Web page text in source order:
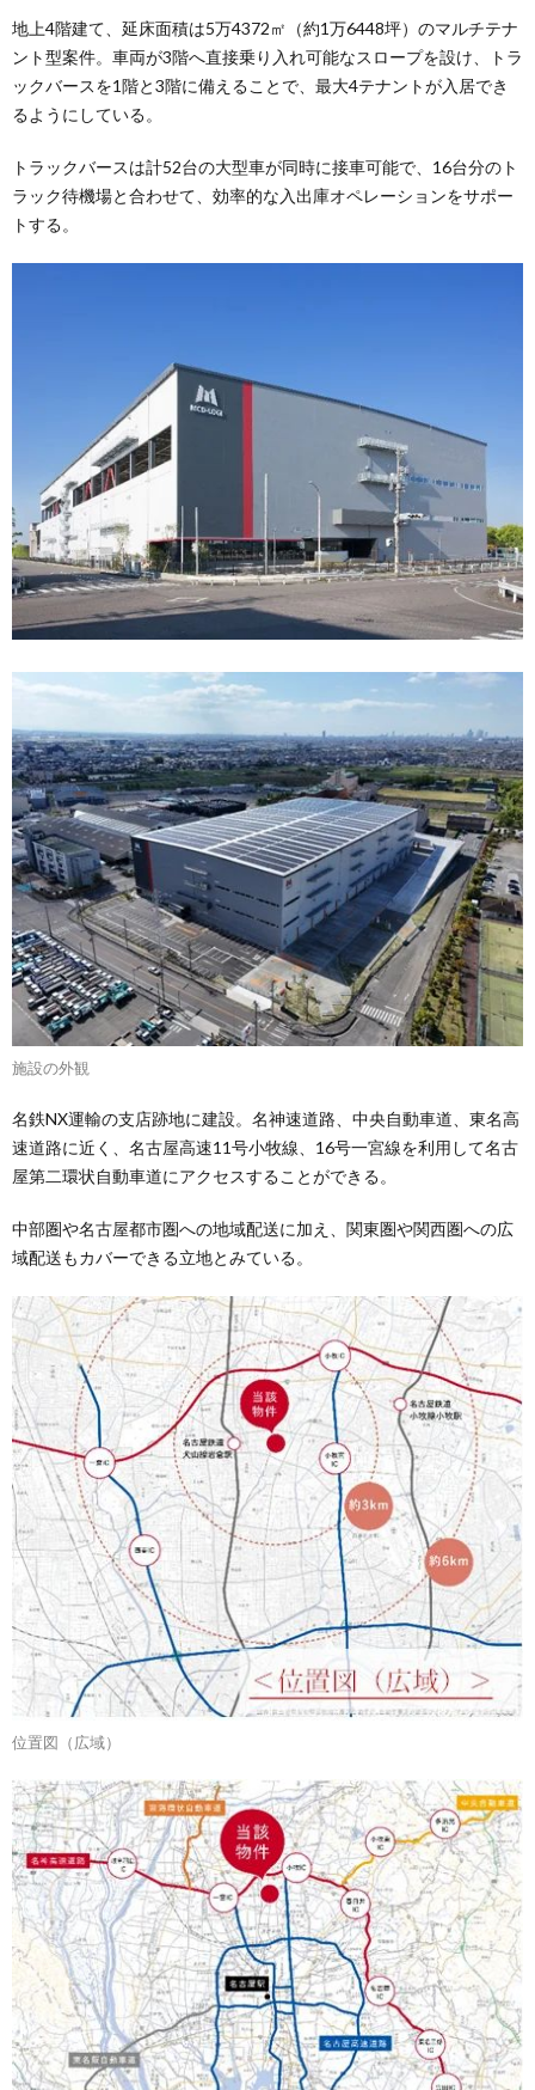
地上4階建て、延床面積は5万4372㎡（約1万6448坪）のマルチテナ
ント型案件。車両が3階へ直接乗り入れ可能なスロープを設け、トラ
ックバースを1階と3階に備えることで、最大4テナントが入居でき
るようにしている。
トラックバースは計52台の大型車が同時に接車可能で、16台分のト
ラック待機場と合わせて、効率的な入出庫オペレーションをサポー
トする。
施設の外観
名鉄NX運輸の支店跡地に建設。名神速道路、中央自動車道、東名高
速道路に近く、名古屋高速11号小牧線、16号一宮線を利用して名古
屋第二環状自動車道にアクセスすることができる。
中部圏や名古屋都市圏への地域配送に加え、関東圏や関西圏への広
域配送もカバーできる立地とみている。
位置図（広域）